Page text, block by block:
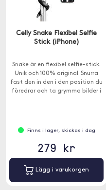
Celly Snake Flexibel Selfie
Stick (iPhone)
Snake är en flexibel selfie-stick.
Unik och 100% original. Snurra
fast den in den i den position du
föredrar och ta grymma bilder i
Finns i lager, skickas i dag
279 kr
Lägg i varukorgen